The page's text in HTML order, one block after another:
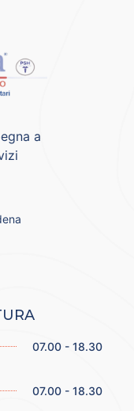
a
07.00 - 18.30
07.00 - 18.30